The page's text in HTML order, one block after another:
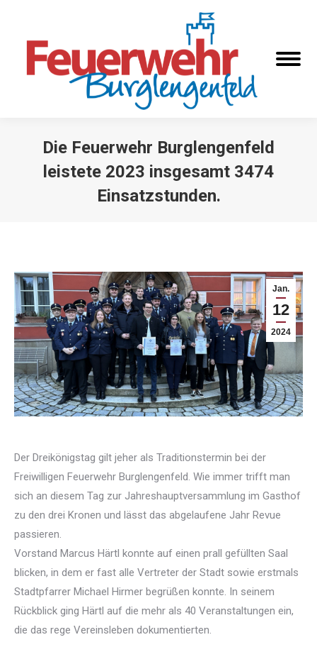
Die Feuerwehr Burglengenfeld
leistete 2023 insgesamt 3474
Einsatzstunden.
Jan.
12
2024
Der Dreikönigstag gilt jeher als Traditionstermin bei der
Freiwilligen Feuerwehr Burglengenfeld. Wie immer trifft man
sich an diesem Tag zur Jahreshauptversammlung im Gasthof
zu den drei Kronen und lässt das abgelaufene Jahr Revue
passieren.
Vorstand Marcus Härtl konnte auf einen prall gefüllten Saal
blicken, in dem er fast alle Vertreter der Stadt sowie erstmals
Stadtpfarrer Michael Hirmer begrüßen konnte. In seinem
Rückblick ging Härtl auf die mehr als 40 Veranstaltungen ein,
die das rege Vereinsleben dokumentierten.